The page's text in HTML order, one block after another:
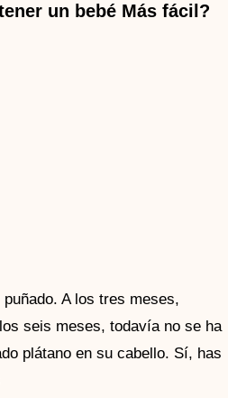
un bebé Más fácil?
A los tres meses,
seis meses, todavía no se ha
plátano en su cabello. Sí, has